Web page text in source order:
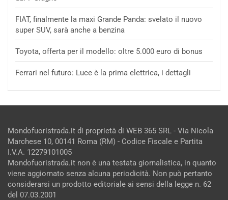
FIAT, finalmente la maxi Grande Panda: svelato il nuovo
super SUV, sarà anche a benzina
Toyota, offerta per il modello: oltre 5.000 euro di bonus
Ferrari nel futuro: Luce è la prima elettrica, i dettagli
Mondofuoristrada.it di proprietà di WEB 365 SRL - Via Nicola
Marchese 10, 00141 Roma (RM) - Codice Fiscale e Partita
I.V.A. 12279101005
Mondofuoristrada.it non è una testata giornalistica, in quanto
viene aggiornato senza alcuna periodicità. Non può pertanto
considerarsi un prodotto editoriale ai sensi della legge n. 62
del 07.03.2001